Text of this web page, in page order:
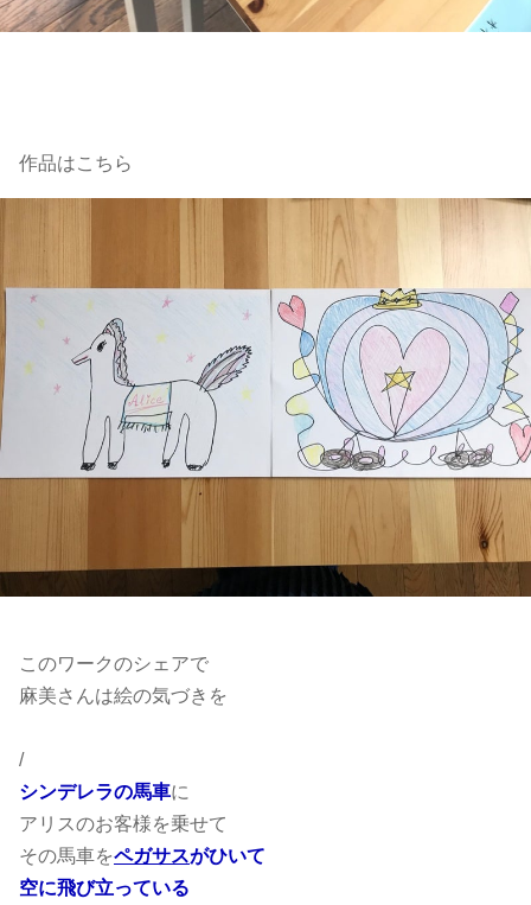
作品はこちら
このワークのシェアで
麻美さんは絵の気づきを
/
シンデレラの馬車に
アリスのお客様を乗せて
その馬車をペガサスがひいて
空に飛び立っている